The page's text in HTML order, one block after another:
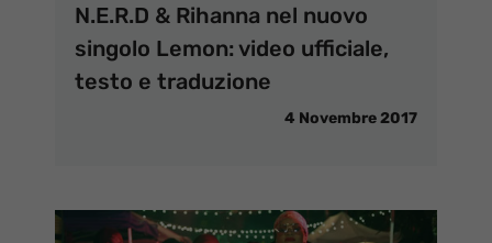
N.E.R.D & Rihanna nel nuovo
singolo Lemon: video ufficiale,
testo e traduzione
4 Novembre 2017